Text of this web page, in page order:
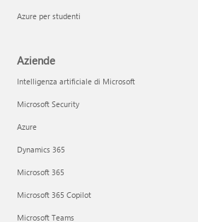
Azure per studenti
Aziende
Intelligenza artificiale di Microsoft
Microsoft Security
Azure
Dynamics 365
Microsoft 365
Microsoft 365 Copilot
Microsoft Teams